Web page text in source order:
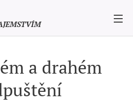
a drahém